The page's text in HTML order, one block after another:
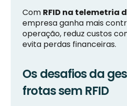
Com RFID na telemetria
empresa ganha mais
operação, reduz custos
evita perdas financeiras.
Os desafios da
frotas sem RFID